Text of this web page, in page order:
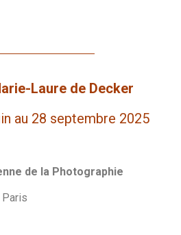
Laure de Decker
au 28 septembre 2025
de la Photographie